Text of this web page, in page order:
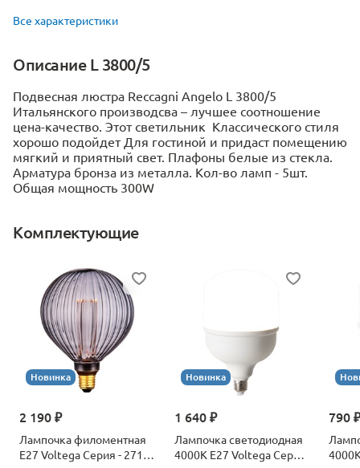
Все характеристики
Описание L 3800/5
Подвесная люстра Reccagni Angelo L 3800/5
Итальянского производсва – лучшее соотношение
цена-качество. Этот светильник Классического стиля
хорошо подойдет Для гостиной и придаст помещению
мягкий и приятный свет. Плафоны белые из стекла.
Арматура бронза из металла. Кол-во ламп - 5шт.
Общая мощность 300W
Комплектующие
Новинка
2 190 ₽
Лампочка филоментная
Е27 Voltega Серия - 271
Новинка
1 640 ₽
Лампочка светодиодная
4000К Е27 Voltega Серия
790